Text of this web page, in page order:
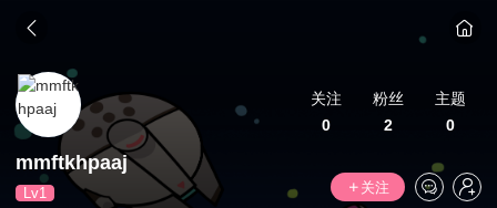
关注
0
粉丝
2
主题
0
mmftkhpaaj
Lv1
关注